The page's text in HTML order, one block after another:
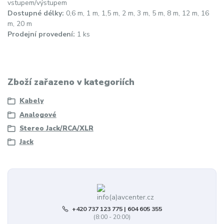
vstupem/výstupem
Dostupné délky: 0,6 m, 1 m, 1,5 m, 2 m, 3 m, 5 m, 8 m, 12 m, 16
m, 20 m
Prodejní provedení: 1 ks
Zboží zařazeno v kategoriích
Kabely
Analogové
Stereo Jack/RCA/XLR
Jack
+420 737 123 775 | 604 605 355
(8:00 - 20:00)